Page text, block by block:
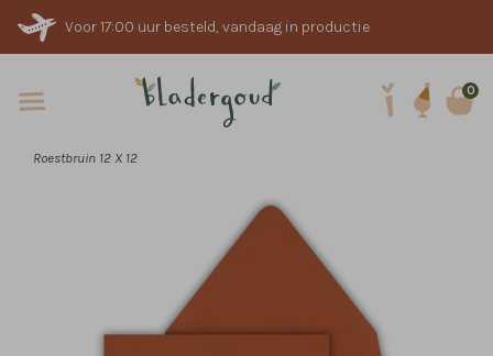
Voor 17:00 uur besteld, vandaag in productie
0
Roestbruin 12 X 12